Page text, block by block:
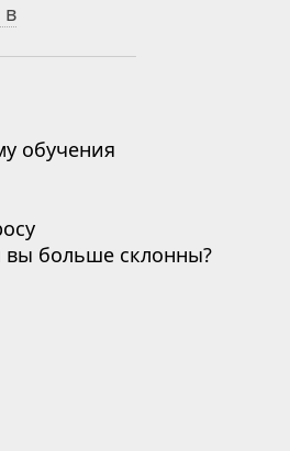
в
обучения
больше склонны?